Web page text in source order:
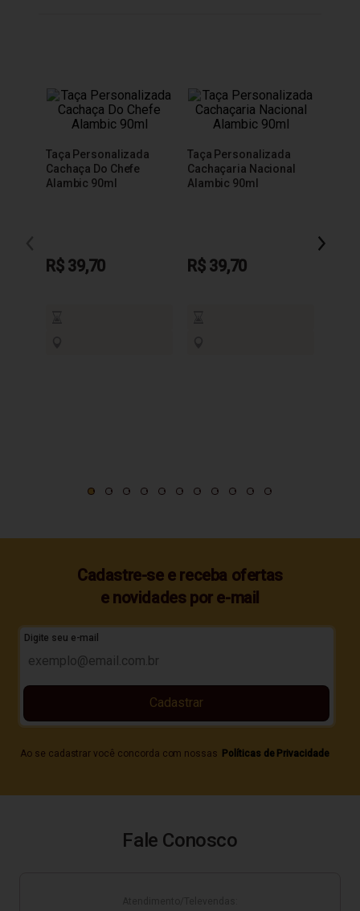
Taça Personalizada
Cachaça Do Chefe
Alambic 90ml
R$ 39,70
Taça Personalizada
Cachaçaria Nacional
Alambic 90ml
R$ 39,70
Cadastre-se e receba ofertas
e novidades por e-mail
Digite seu e-mail
Ao se cadastrar você concorda com nossas Políticas de Privacidade
Cadastrar
Fale Conosco